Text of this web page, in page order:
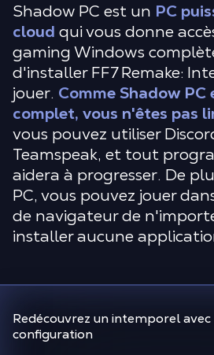
Shadow PC est un PC
cloud qui vous donne
gaming Windows
d'installer FF7 Remake:
jouer. Comme Shadow PC
complet, vous n'êtes pas
vous pouvez utiliser
Teamspeak, et tout
aidera à progresser. De
PC, vous pouvez jouer
de navigateur de
installer aucune
Redécouvrez un intemporel
configuration